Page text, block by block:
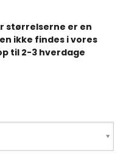
størrelserne er en
ikke findes i vores
til 2-3 hverdage